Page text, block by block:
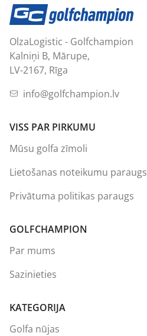
OlzaLogistic - Golfchampion
Kalniņi B, Mārupe,
LV-2167, Rīga
info@golfchampion.lv
VISS PAR PIRKUMU
Mūsu golfa zīmoli
Lietošanas noteikumu paraugs
Privātuma politikas paraugs
GOLFCHAMPION
Par mums
Sazinieties
KATEGORIJA
Golfa nūjas